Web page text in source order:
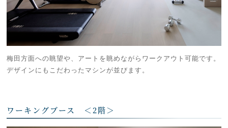
梅田方面への眺望や、アートを眺めながらワークアウト可能です。
デザインにもこだわったマシンが並びます。
ワーキングブース ＜2階＞